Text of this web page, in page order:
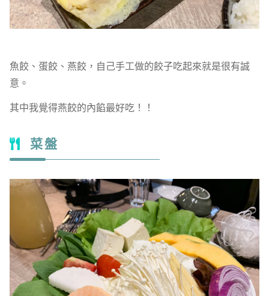
魚餃、蛋餃、燕餃，自己手工做的餃子吃起來就是很有誠
意。
其中我覺得燕餃的內餡最好吃！！
菜盤